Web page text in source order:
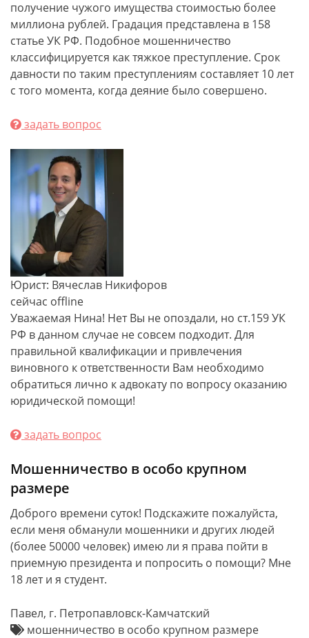
получение чужого имущества стоимостью более
миллиона рублей. Градация представлена в 158
статье УК РФ. Подобное мошенничество
классифицируется как тяжкое преступление. Срок
давности по таким преступлениям составляет 10 лет
с того момента, когда деяние было совершено.
задать вопрос
Юрист: Вячеслав Никифоров
сейчас offline
Уважаемая Нина! Нет Вы не опоздали, но ст.159 УК
РФ в данном случае не совсем подходит. Для
правильной квалификации и привлечения
виновного к ответственности Вам необходимо
обратиться лично к адвокату по вопросу оказанию
юридической помощи!
задать вопрос
Мошенничество в особо крупном
размере
Доброго времени суток! Подскажите пожалуйста,
если меня обманули мошенники и других людей
(более 50000 человек) имею ли я права пойти в
приемную президента и попросить о помощи? Мне
18 лет и я студент.
Павел, г. Петропавловск-Камчатский
мошенничество в особо крупном размере